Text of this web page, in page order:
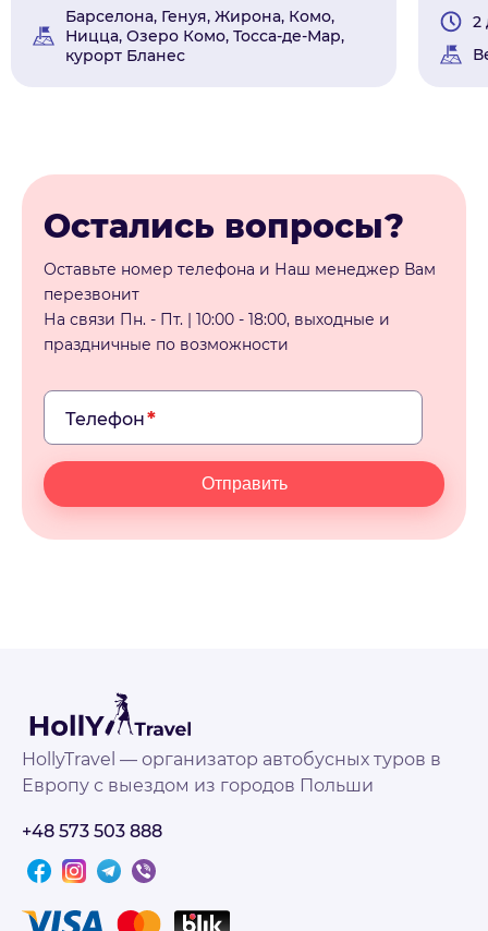
Барселона, Генуя, Жирона, Комо,
Ницца, Озеро Комо, Тосса-де-Мар,
курорт Бланес
2
Остались вопросы?
Оставьте номер телефона и Наш менеджер Вам
перезвонит
На связи Пн. - Пт. | 10:00 - 18:00, выходные и
праздничные по возможности
Телефон
Отправить
HollyTravel — организатор автобусных туров в
Европу с выездом из городов Польши
+48 573 503 888